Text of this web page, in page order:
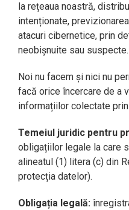
la rețeaua noastră,
intenționate,
atacuri cibernetice, prin
neobișnuite sau suspecte.
Noi nu facem și nici nu
facă orice încercare de a
informațiilor colectate
Temeiul juridic pentru
obligațiilor legale la care
alineatul (1) litera (c) din
protecția datelor).
Obligația legală: